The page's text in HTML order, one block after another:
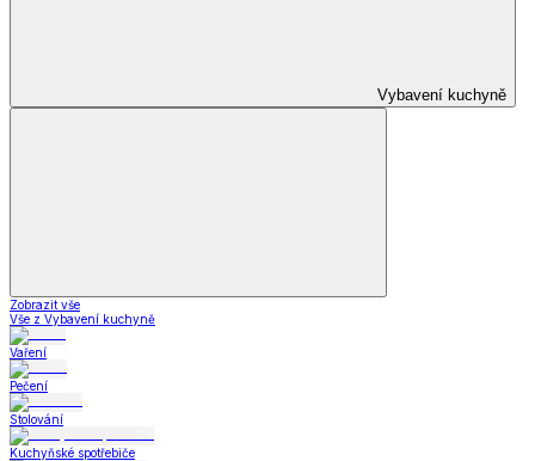
Vybavení kuchyně
Zobrazit vše
Vše z Vybavení kuchyně
Vaření
Pečení
Stolování
Kuchyňské spotřebiče